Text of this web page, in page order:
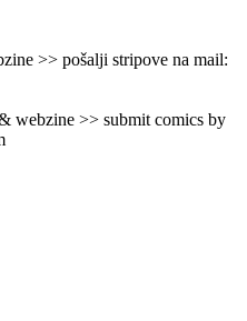
>> pošalji stripove na mail:
webzine >> submit comics by